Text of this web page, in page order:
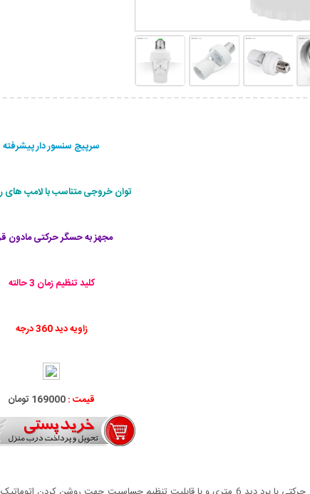
سرپیچ سنسور دار پیشرفته
توان خروجی متناسب با لامپ های
مجهز به حسگر حرکتی مادون
کلید تنظیم زمان 3 حالته
زاویه دید 360 درجه
قیمت :169000 تومان